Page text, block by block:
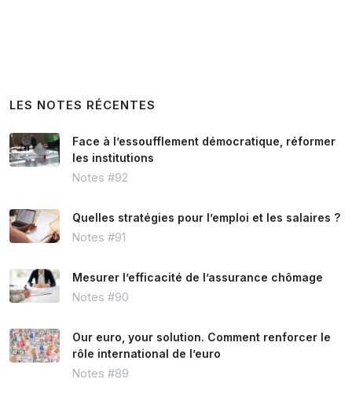
LES NOTES RÉCENTES
Face à l’essoufflement démocratique, réformer
les institutions
Notes #92
Quelles stratégies pour l’emploi et les salaires ?
Notes #91
Mesurer l’efficacité de l’assurance chômage
Notes #90
Our euro, your solution. Comment renforcer le
rôle international de l’euro
Notes #89